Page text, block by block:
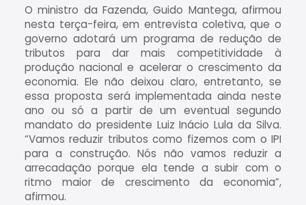
O ministro da Fazenda, Guido Mantega, afirmou
nesta terça-feira, em entrevista coletiva, que o
governo adotará um programa de redução de
tributos para dar mais competitividade à
produção nacional e acelerar o crescimento da
economia. Ele não deixou claro, entretanto, se
essa proposta será implementada ainda neste
ano ou só a partir de um eventual segundo
mandato do presidente Luiz Inácio Lula da Silva.
“Vamos reduzir tributos como fizemos com o IPI
para a construção. Nós não vamos reduzir a
arrecadação porque ela tende a subir com o
ritmo maior de crescimento da economia”,
afirmou.